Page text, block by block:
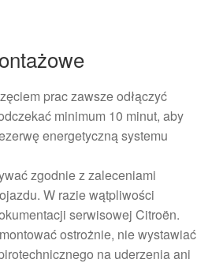
prac zawsze odłączyć
minimum 10 minut, aby
energetyczną systemu
zgodnie z zaleceniami
W razie wątpliwości
serwisowej Citroën.
ostrożnie, nie wystawiać
na uderzenia ani